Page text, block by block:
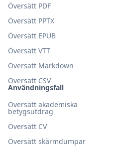
Användningsfall
Översätt akademiska
betygsutdrag
Översätt CV
Översätt skärmdumpar
Översätt PDF
Översätt PPTX
Översätt EPUB
Översätt VTT
Översätt Markdown
Översätt CSV